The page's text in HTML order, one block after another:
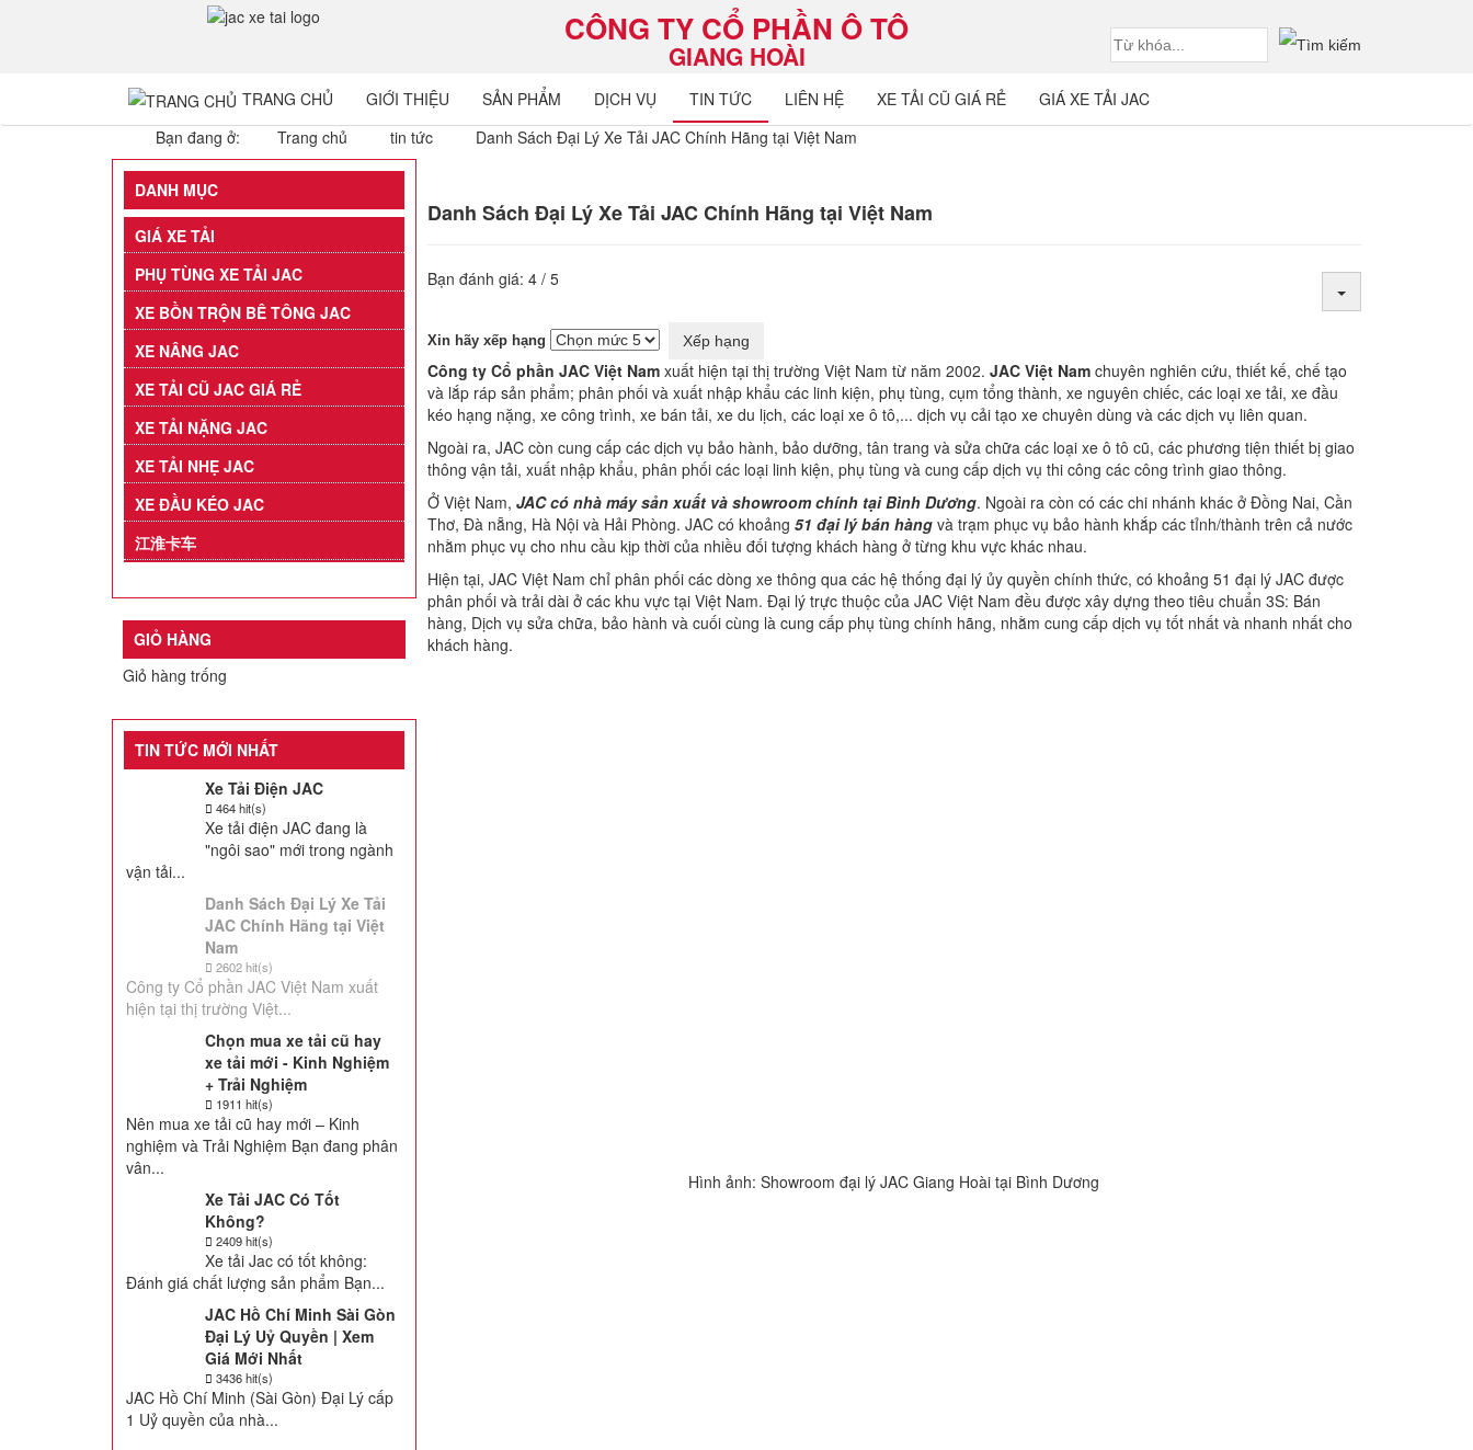
CÔNG TY CỔ PHẦN Ô TÔ
GIANG HOÀI
TRANG CHỦ GIỚI THIỆU SẢN PHẨM DỊCH VỤ TIN TỨC LIÊN HỆ XE TẢI CŨ GIÁ RẺ
GIÁ XE TẢI JAC
Bạn đang ở:
Trang chủ tin tức Danh Sách Đại Lý Xe Tải JAC Chính Hãng tại Việt Nam
DANH MỤC
GIÁ XE TẢI
PHỤ TÙNG XE TẢI JAC
XE BỒN TRỘN BÊ TÔNG JAC
XE NÂNG JAC
XE TẢI CŨ JAC GIÁ RẺ
XE TẢI NẶNG JAC
XE TẢI NHẸ JAC
XE ĐẦU KÉO JAC
江淮卡车
GIỎ HÀNG
Giỏ hàng trống
TIN TỨC MỚI NHẤT
Xe Tải Điện JAC
464 hit(s)
Xe tải điện JAC đang là
"ngôi sao" mới trong ngành
vận tải...
Danh Sách Đại Lý Xe Tải
JAC Chính Hãng tại Việt
Nam
2602 hit(s)
Công ty Cổ phần JAC Việt Nam xuất
hiện tại thị trường Việt...
Chọn mua xe tải cũ hay
xe tải mới - Kinh Nghiệm
+ Trải Nghiệm
1911 hit(s)
Nên mua xe tải cũ hay mới – Kinh
nghiệm và Trải Nghiệm Bạn đang phân
vân...
Xe Tải JAC Có Tốt
Không?
2409 hit(s)
Xe tải Jac có tốt không:
Đánh giá chất lượng sản phẩm Bạn...
JAC Hồ Chí Minh Sài Gòn
Đại Lý Uỷ Quyền | Xem
Giá Mới Nhất
3436 hit(s)
JAC Hồ Chí Minh (Sài Gòn) Đại Lý cấp
1 Uỷ quyền của nhà...
Danh Sách Đại Lý Xe Tải JAC Chính Hãng tại Việt Nam
Bạn đánh giá: 4/ 5
Xin hãy xếp hạng
Công ty Cổ phần JAC Việt Namxuất hiện tại thị trường Việt Nam từ năm 2002. JAC Việt Namchuyên nghiên cứu, thiết kế, chế tạo
và lắp ráp sản phẩm; phân phối và xuất nhập khẩu các linh kiện, phụ tùng, cụm tổng thành, xe nguyên chiếc, các loại xe tải, xe đầu
kéo hạng nặng, xe công trình, xe bán tải, xe du lịch, các loại xe ô tô,... dịch vụ cải tạo xe chuyên dùng và các dịch vụ liên quan.
Ngoài ra, JAC còn cung cấp các dịch vụ bảo hành, bảo dưỡng, tân trang và sửa chữa các loại xe ô tô cũ, các phương tiện thiết bị giao
thông vận tải, xuất nhập khẩu, phân phối các loại linh kiện, phụ tùng và cung cấp dịch vụ thi công các công trình giao thông.
Ở Việt Nam, JAC có nhà máy sản xuất và showroom chính tại Bình Dương. Ngoài ra còn có các chi nhánh khác ở Đồng Nai, Cần
Thơ, Đà nẵng, Hà Nội và Hải Phòng. JAC có khoảng 51 đại lý bán hàngvà trạm phục vụ bảo hành khắp các tỉnh/thành trên cả nước
nhằm phục vụ cho nhu cầu kịp thời của nhiều đối tượng khách hàng ở từng khu vực khác nhau.
Hiện tại, JAC Việt Nam chỉ phân phối các dòng xe thông qua các hệ thống đại lý ủy quyền chính thức, có khoảng 51 đại lý JAC được
phân phối và trải dài ở các khu vực tại Việt Nam. Đại lý trực thuộc của JAC Việt Nam đều được xây dựng theo tiêu chuẩn 3S: Bán
hàng, Dịch vụ sửa chữa, bảo hành và cuối cùng là cung cấp phụ tùng chính hãng, nhằm cung cấp dịch vụ tốt nhất và nhanh nhất cho
khách hàng.
Hình ảnh: Showroom đại lý JAC Giang Hoài tại Bình Dương